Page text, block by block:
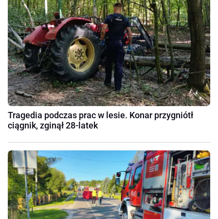
Tragedia podczas prac w lesie. Konar przygniótł
ciągnik, zginął 28-latek